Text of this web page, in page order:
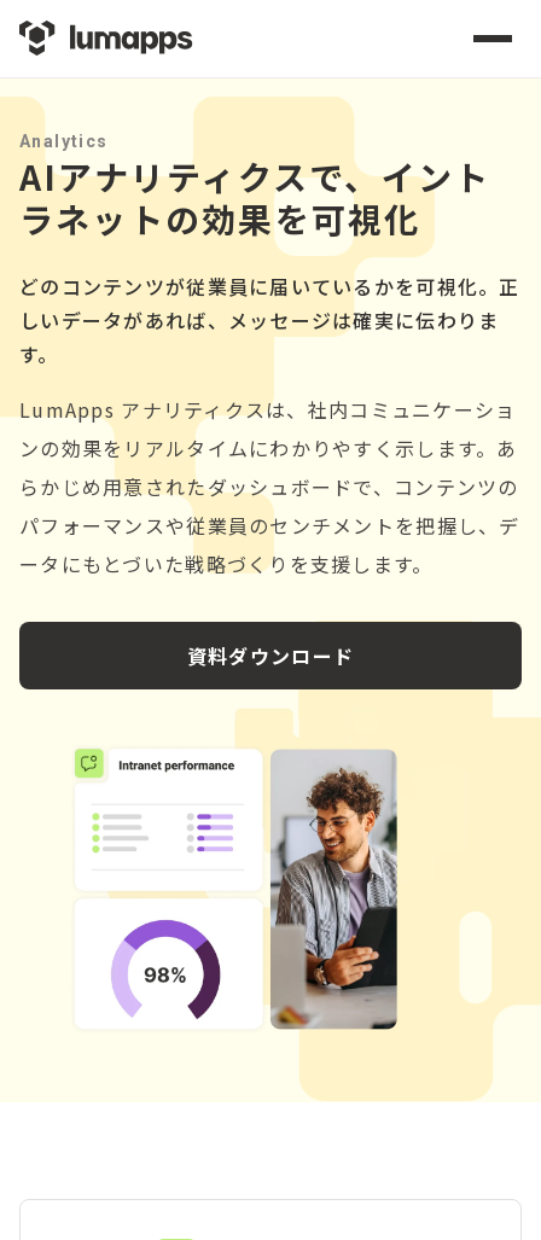
Analytics
AIアナリティクスで、イント
ラネットの効果を可視化
どのコンテンツが従業員に届いているかを可視化。正
しいデータがあれば、メッセージは確実に伝わりま
す。
LumApps アナリティクスは、社内コミュニケーショ
ンの効果をリアルタイムにわかりやすく示します。あ
らかじめ用意されたダッシュボードで、コンテンツの
パフォーマンスや従業員のセンチメントを把握し、デ
ータにもとづいた戦略づくりを支援します。
資料ダウンロード